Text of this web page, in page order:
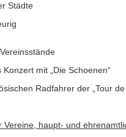
Städte
mit „Die Schoenen“
Radfahrer der „Tour de
haupt- und